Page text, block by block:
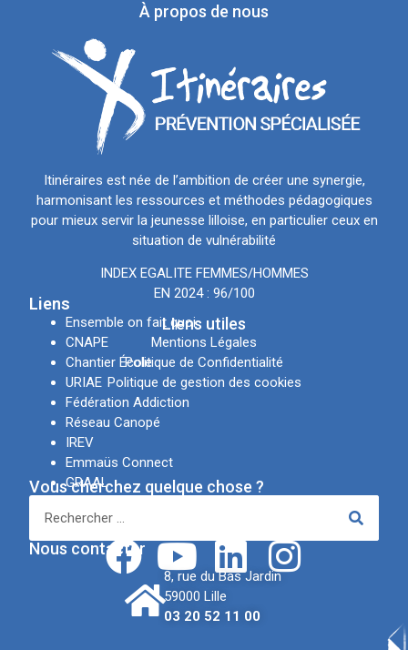
À propos de nous
Itinéraires est née de l’ambition de créer une synergie,
harmonisant les ressources et méthodes pédagogiques
pour mieux servir la jeunesse lilloise, en particulier ceux en
situation de vulnérabilité
INDEX EGALITE FEMMES/HOMMES
EN 2024 : 96/100
LIens utiles
Mentions Légales
Politique de Confidentialité
Politique de gestion des cookies
Liens
Ensemble on fait quoi
CNAPE
Chantier École
URIAE
Fédération Addiction
Réseau Canopé
IREV
Emmaüs Connect
GRAAL
Vous cherchez quelque chose ?
Nous contacter
8, rue du Bas Jardin
59000 Lille
03 20 52 11 00